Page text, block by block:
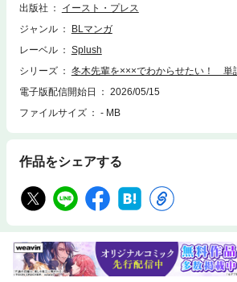
一つで顔を真っ赤にする「偏屈先輩」を、立てな
かせるか？理屈抜きの暴走ラブコメ！（単話版
輩 ロン毛 メガネ 眼鏡 一途 ケンカップル
片想い ラブコメ
出版社
イースト・プレス
ジャンル
BLマンガ
レーベル
Splush
シリーズ
冬木先輩を×××でわからせたい！ 単
電子版配信開始日
2026/05/15
ファイルサイズ
- MB
作品をシェアする